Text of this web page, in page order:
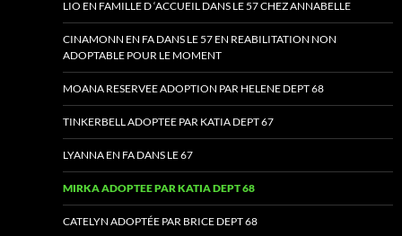
LIO EN FAMILLE D ‘ACCUEIL DANS LE 57 CHEZ ANNABELLE
CINAMONN EN FA DANS LE 57 EN REABILITATION NON
ADOPTABLE POUR LE MOMENT
MOANA RESERVEE ADOPTION PAR HELENE DEPT 68
TINKERBELL ADOPTEE PAR KATIA DEPT 67
LYANNA EN FA DANS LE 67
MIRKA ADOPTEE PAR KATIA DEPT 68
CATELYN ADOPTÉE PAR BRICE DEPT 68